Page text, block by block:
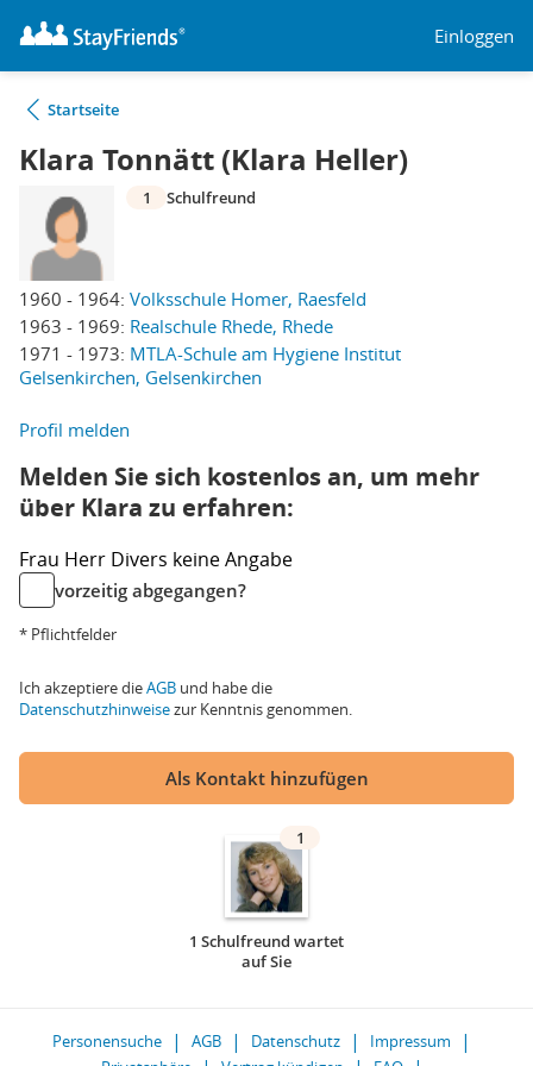
Einloggen
Startseite
Klara Tonnätt (Klara Heller)
1960 - 1964: Volksschule Homer, Raesfeld
1963 - 1969: Realschule Rhede, Rhede
1971 - 1973: MTLA-Schule am Hygiene Institut
Gelsenkirchen, Gelsenkirchen
1 Schulfreund
Profil melden
Melden Sie sich kostenlos an, um mehr
über Klara zu erfahren:
Frau Herr Divers keine Angabe
vorzeitig abgegangen?
* Pflichtfelder
Ich akzeptiere dieAGB und habe die
Datenschutzhinweisezur Kenntnis genommen.
Als Kontakt hinzufügen
1
1 Schulfreund wartet
auf Sie
Personensuche AGB Datenschutz
Impressum